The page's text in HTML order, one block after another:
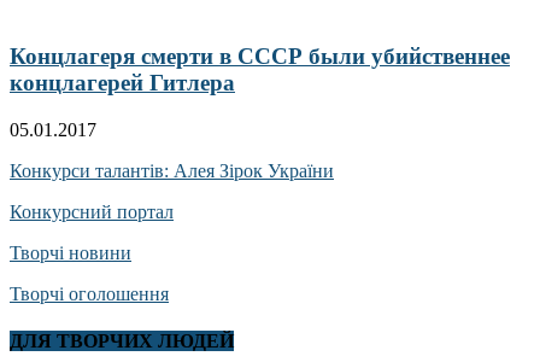
Концлагеря смерти в СССР были убийственнее
концлагерей Гитлера
05.01.2017
Конкурси талантів: Алея Зірок України
Конкурсний портал
Творчі новини
Творчі оголошення
ДЛЯ ТВОРЧИХ ЛЮДЕЙ